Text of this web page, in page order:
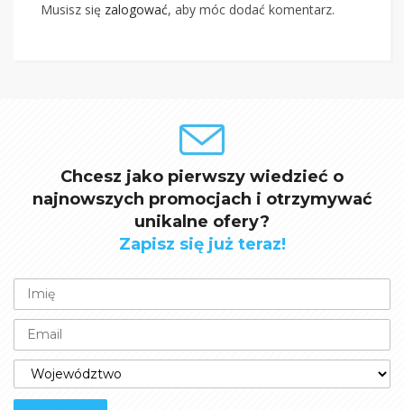
Musisz się zalogować, aby móc dodać komentarz.
Chcesz jako pierwszy wiedzieć o
najnowszych promocjach i otrzymywać
unikalne ofery?
Zapisz się już teraz!